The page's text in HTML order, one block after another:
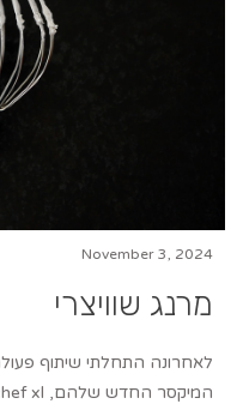
November 3, 2024
מרנג שוויצרי
לאחרונה התחלתי שיתוף